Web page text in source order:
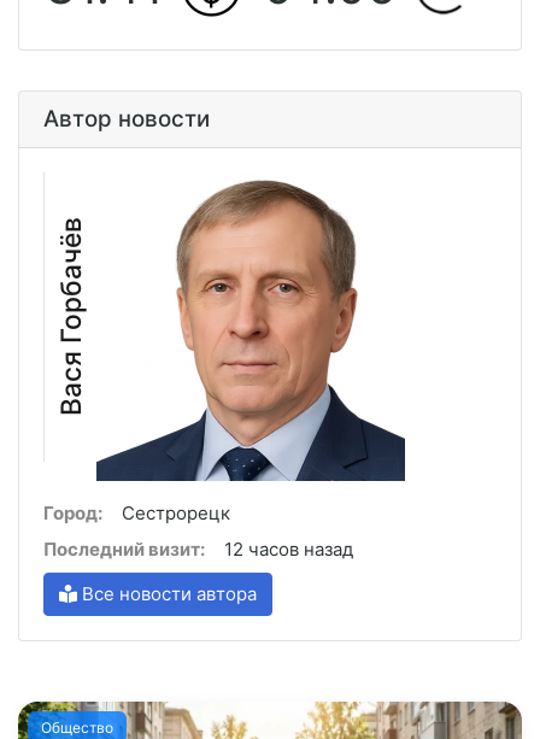
Автор новости
Вася Горбачёв
Город:
Сестрорецк
Последний визит:
12 часов назад
Все новости автора
Общество